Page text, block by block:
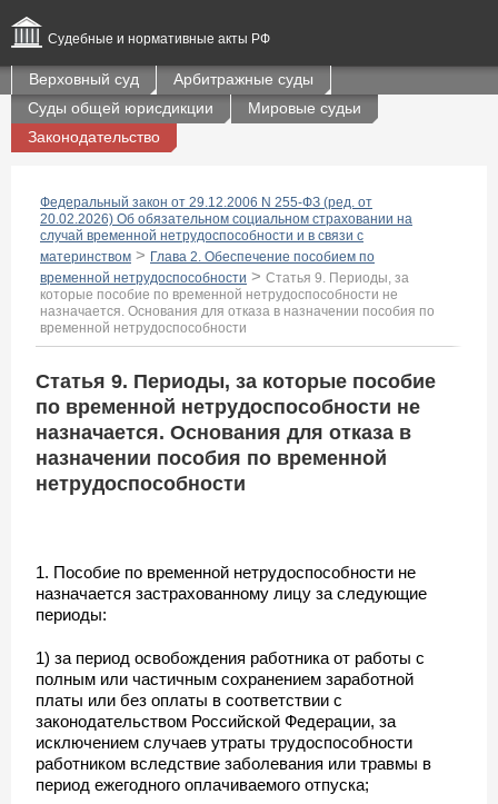
Судебные и нормативные акты РФ
Верховный суд
Арбитражные суды
Суды общей юрисдикции
Мировые судьи
Законодательство
Федеральный закон от 29.12.2006 N 255-ФЗ (ред. от
20.02.2026) Об обязательном социальном страховании на
случай временной нетрудоспособности и в связи с
материнством > Глава 2. Обеспечение пособием по
временной нетрудоспособности > Статья 9. Периоды, за
которые пособие по временной нетрудоспособности не
назначается. Основания для отказа в назначении пособия по
временной нетрудоспособности
Статья 9. Периоды, за которые пособие
по временной нетрудоспособности не
назначается. Основания для отказа в
назначении пособия по временной
нетрудоспособности
1. Пособие по временной нетрудоспособности не
назначается застрахованному лицу за следующие
периоды:
1) за период освобождения работника от работы с
полным или частичным сохранением заработной
платы или без оплаты в соответствии с
законодательством Российской Федерации, за
исключением случаев утраты трудоспособности
работником вследствие заболевания или травмы в
период ежегодного оплачиваемого отпуска;